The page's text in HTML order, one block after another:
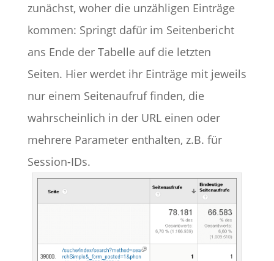
zunächst, woher die unzähligen Einträge
kommen: Springt dafür im Seitenbericht
ans Ende der Tabelle auf die letzten
Seiten. Hier werdet ihr Einträge mit jeweils
nur einem Seitenaufruf finden, die
wahrscheinlich in der URL einen oder
mehrere Parameter enthalten, z.B. für
Session-IDs.